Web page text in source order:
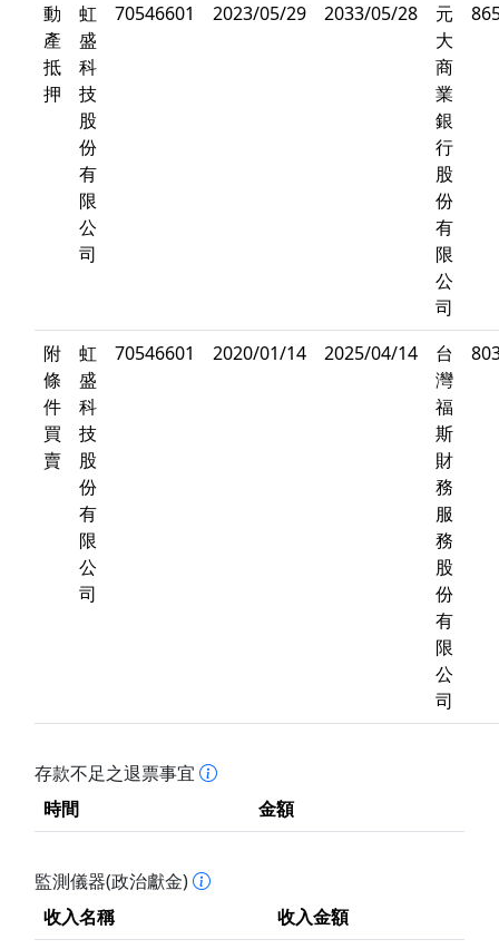
動
產
抵
押
虹
盛
科
技
股
份
有
限
公
司
70546601 2023/05/29 2033/05/28
元
大
商
業
銀
行
股
份
有
限
公
司
附
條
件
買
賣
虹
盛
科
技
股
份
有
限
公
司
70546601 2020/01/14 2025/04/14
台
灣
福
斯
財
務
服
務
股
份
有
限
公
司
存款不足之退票事宜
時間
金額
監測儀器(政治獻金)
收入名稱
收入金額